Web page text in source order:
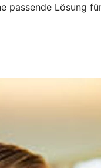
passende Lösung